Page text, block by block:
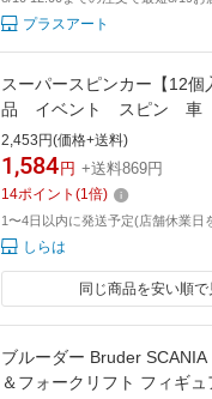
プラスアート
スーパースピンカー【12
品 イベント スピン
る 領収書
2,453円(価格+送料)
1,584 円 +送料869円
14ポイント (1倍)
1〜4日以内に発送予定(店舗休業日
しらは
同じ商品を安い順で
ブルーダー Bruder
＆フォークリフト フィギ